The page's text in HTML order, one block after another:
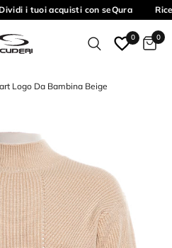
i tuoi acquisti con seQura
0 0
Logo Da Bambina Beige